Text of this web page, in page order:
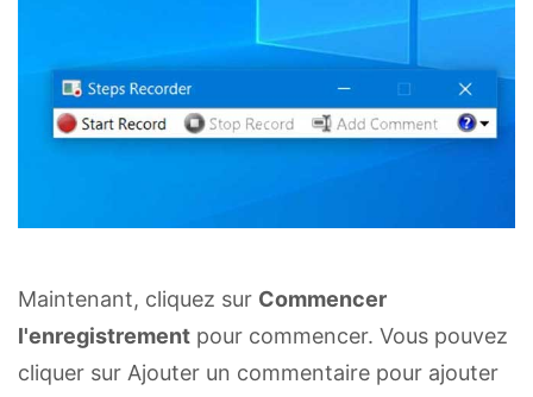
Maintenant, cliquez sur Commencer
l'enregistrement pour commencer. Vous pouvez
cliquer sur Ajouter un commentaire pour ajouter